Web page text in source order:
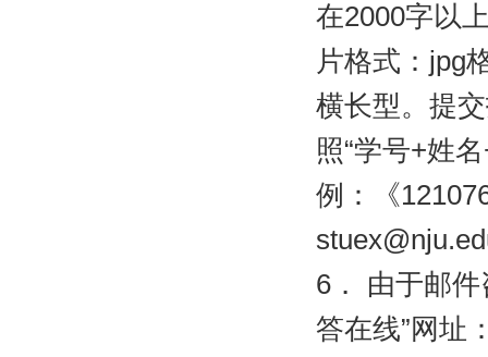
在2000字以
片格式： jpg
横长型。提
照“学号+姓名
例：《
6 ．
由于邮
答在线”网址